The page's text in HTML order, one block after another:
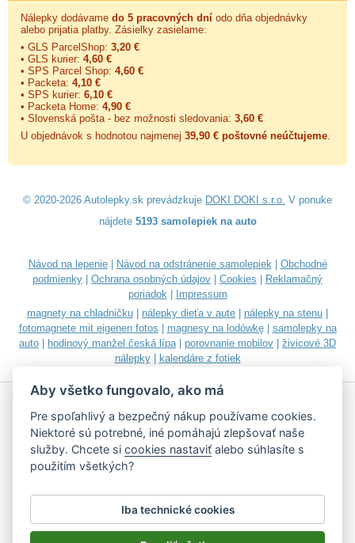
Nálepky dodávame do 5 pracovných dní odo dňa objednávky
alebo prijatia platby. Zásielky zasielame:
• GLS ParcelShop: 3,20 €
• GLS kurier: 4,60 €
• SPS Parcel Shop: 4,60 €
• Packeta: 4,10 €
• SPS kurier: 6,10 €
• Packeta Home: 4,90 €
• Slovenská pošta - bez možnosti sledovania: 3,60 €
U objednávok s hodnotou najmenej 39,90 € poštovné neúčtujeme
© 2020-2026 Autolepky.sk prevádzkuje DOKI DOKI s.r.o. V ponuke
nájdete 5193 samolepiek na auto
Návod na lepenie| Návod na odstránenie samolepiek| Obchodné
podmienky
Ochrana osobných údajov Cookies
Reklamačný
poriadok|
Impressum
magnety na chladničku
nálepky dieťa v aute nálepky na stenu
fotomagnete mit eigenen fotos
magnesy na lodówkę| samolepky na
auto
hodinový manžel česká lípa| porovnanie mobilov
živicové 3D
nálepky| kalendáre z fotiek
Akceptujeme všetky bežné platobné karty
Podľa zákona o evidencii tržieb je predávajúci povinný vystaviť
kupujúcemu účtenku.
Aby všetko fungovalo, ako má
Pre spoľahlivý a bezpečný nákup používame cookies.
Niektoré sú potrebné, iné pomáhajú zlepšovať naše
služby. Chcete sicookies nastaviť alebo súhlasíte s
použitím všetkých?
Iba technické cookies